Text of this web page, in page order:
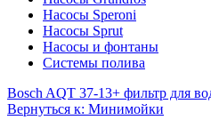
Насосы Speroni
Насосы Sprut
Насосы и фонтаны
Системы полива
Bosch AQT 37-13+ фильтр для
Вернуться к: Минимойки